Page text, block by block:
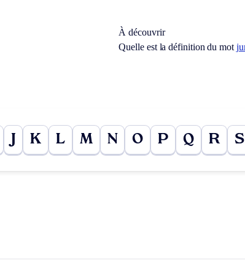
À découvrir
Quelle est la définition du mot
K L M N O P Q R S